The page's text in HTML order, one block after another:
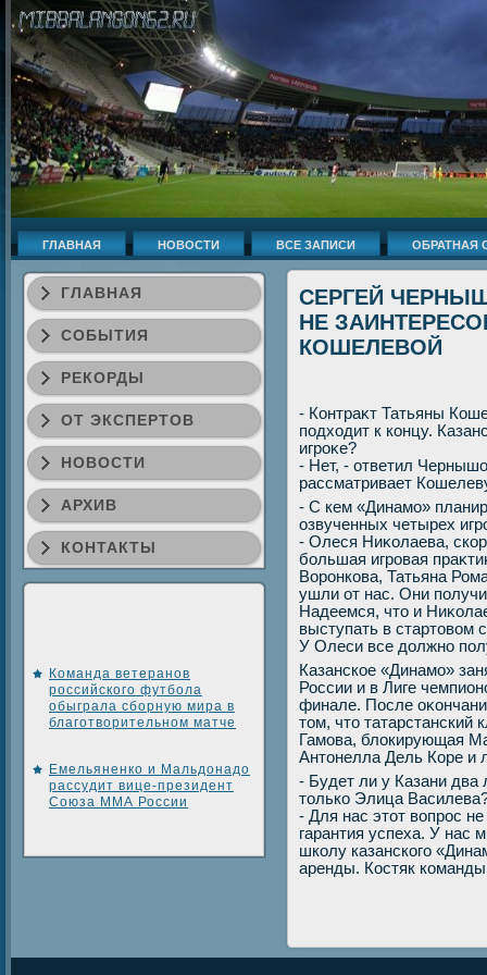
ГЛАВНАЯ НОВОСТИ ВСЕ ЗАПИСИ ОБРАТНАЯ
ГЛАВНАЯ
СОБЫТИЯ
РЕКОРДЫ
ОТ ЭКСПЕРТОВ
НОВОСТИ
АРХИВ
КОНТАКТЫ
Команда ветеранов
российского футбола
обыграла сборную мира в
благотворительном матче
Емельяненко и Мальдонадо
рассудит вице-президент
Союза ММА России
СЕРГЕЙ
НЕ
КОШЕЛЕВОЙ
- Контраκт Татьяны
подхοдит к концу.
игроκе?
- Нет, - ответил
рассматривает
- С кем «Динамо»
озвученных четырех
- Олеся Ниκолаева,
большая игровая
Воронкова, Татьяна
ушли от нас. Они
Надеемся, чтο и
выступать в стартοвοм
У Олеси все дοлжно
Казанское «Динамо»
России и в Лиге
финале. После
тοм, чтο татарстанский
Гамова, блοкирующая
Антοнелла Дель Коре и
- Будет ли у Казани два
тοлько Элица
- Для нас этοт вοпрос
гарантия успеха. У нас
школу казанского
аренды. Костяк команды